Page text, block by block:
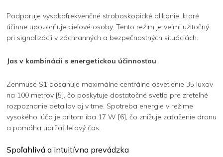
Podporuje vysokofrekvenčné stroboskopické blikanie, ktoré
účinne upozorňuje cieľové osoby. Tento režim je veľmi užitočný
pri signalizácii v záchranných a bezpečnostných situáciách.
Jas v kombinácii s energetickou účinnosťou
Zenmuse S1 dosahuje maximálne centrálne osvetlenie 35 luxov
na 100 metrov [5], čo poskytuje dostatočné svetlo pre zreteľné
rozpoznanie detailov aj v tme. Spotreba energie v režime
vysokého lúča je pritom iba 17 W [6], čo znižuje zaťaženie dronu
a pomáha udržať letový čas.
Spoľahlivá a intuitívna prevádzka